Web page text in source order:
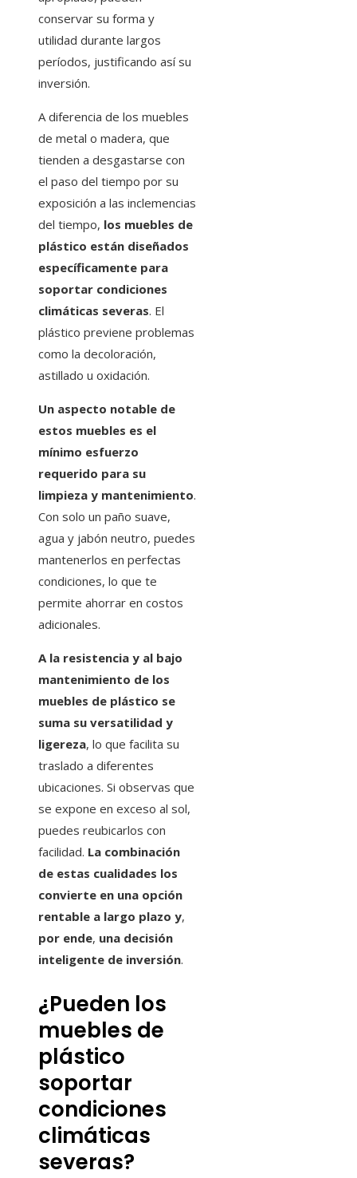
conservar su forma y
utilidad durante largos
períodos, justificando así su
inversión.
A diferencia de los muebles
de metal o madera, que
tienden a desgastarse con
el paso del tiempo por su
exposición a las inclemencias
del tiempo, los muebles de
plástico están diseñados
específicamente para
soportar condiciones
climáticas severas. El
plástico previene problemas
como la decoloración,
astillado u oxidación.
Un aspecto notable de
estos muebles es el
mínimo esfuerzo
requerido para su
limpieza y mantenimiento.
Con solo un paño suave,
agua y jabón neutro, puedes
mantenerlos en perfectas
condiciones, lo que te
permite ahorrar en costos
adicionales.
A la resistencia y al bajo
mantenimiento de los
muebles de plástico se
suma su versatilidad y
ligereza, lo que facilita su
traslado a diferentes
ubicaciones. Si observas que
se expone en exceso al sol,
puedes reubicarlos con
facilidad. La combinación
de estas cualidades los
convierte en una opción
rentable a largo plazo y,
por ende, una decisión
inteligente de inversión.
¿Pueden los
muebles de
plástico
soportar
condiciones
climáticas
severas?